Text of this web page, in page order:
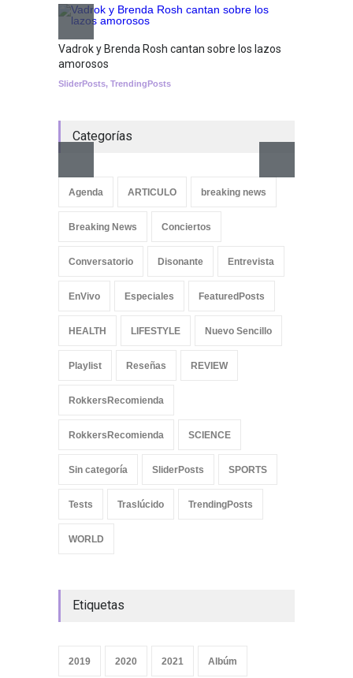
becoming a reality
Vadrok y Brenda Rosh cantan sobre los lazos
amorosos
SliderPosts, TrendingPosts
Categorías
Agenda ARTICULO breaking news
Breaking News Conciertos
Conversatorio Disonante Entrevista
EnVivo Especiales FeaturedPosts
HEALTH LIFESTYLE Nuevo Sencillo
Playlist Reseñas REVIEW
RokkersRecomienda
RokkersRecomienda SCIENCE
Sin categoría SliderPosts SPORTS
Tests Traslúcido TrendingPosts
WORLD
Etiquetas
2019 2020 2021 Albúm